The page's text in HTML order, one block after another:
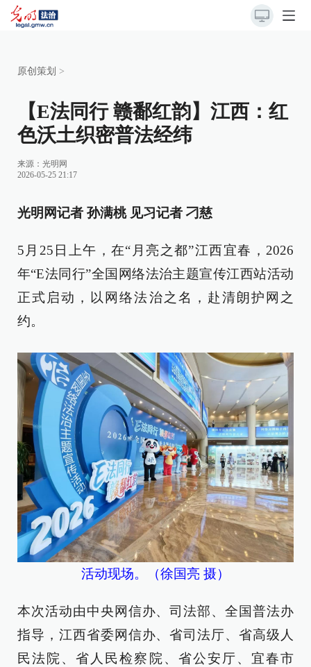
原创策划 >
【E法同行 赣鄱红韵】江西：红
色沃土织密普法经纬
来源： 光明网
2026-05-25 21:17
光明网记者 孙满桃 见习记者 刁慈
5月25日上午，在“月亮之都”江西宜春，2026
年“E法同行”全国网络法治主题宣传江西站活动
正式启动，以网络法治之名，赴清朗护网之
约。
活动现场。（徐国亮 摄）
本次活动由中央网信办、司法部、全国普法办
指导，江西省委网信办、省司法厅、省高级人
民法院、省人民检察院、省公安厅、宜春市